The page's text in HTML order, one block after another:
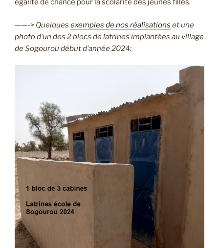
égalité de chance pour la scolarité des jeunes filles.
——-> Quelques exemples de nos réalisations et une
photo d’un des 2 blocs de latrines implantées au village
de Sogourou début d’année 2024: